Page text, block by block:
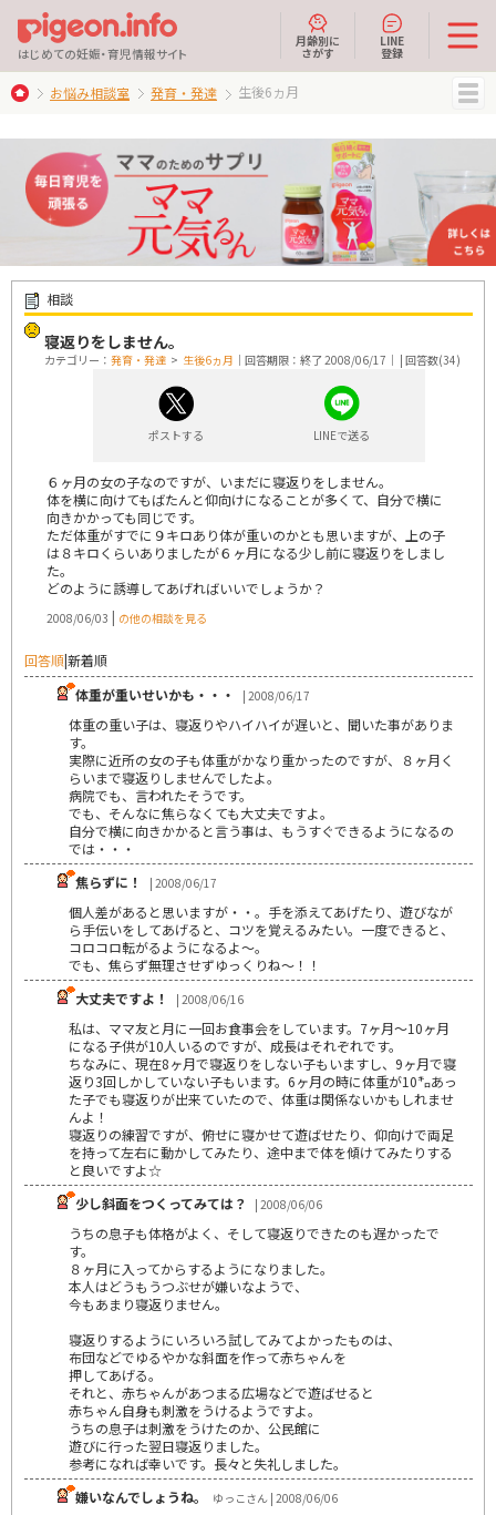
はじめての妊娠・育児情報サイト
月齢別に
さがす
LINE
登録
お悩み相談室 発育・発達 生後6ヵ月
相談
寝返りをしません。
カテゴリー： 発育・発達 > 生後6ヵ月 ｜回答期限：終了 2008/06/17｜ | 回答数(34)
ポストする LINEで送る
６ヶ月の女の子なのですが、いまだに寝返りをしません。
体を横に向けてもばたんと仰向けになることが多くて、自分で横に
向きかかっても同じです。
ただ体重がすでに９キロあり体が重いのかとも思いますが、上の子
は８キロくらいありましたが６ヶ月になる少し前に寝返りをしまし
た。
どのように誘導してあげればいいでしょうか？
2008/06/03 | の他の相談を見る
回答順|新着順
体重が重いせいかも・・・
| 2008/06/17
体重の重い子は、寝返りやハイハイが遅いと、聞いた事がありま
す。
実際に近所の女の子も体重がかなり重かったのですが、８ヶ月く
らいまで寝返りしませんでしたよ。
病院でも、言われたそうです。
でも、そんなに焦らなくても大丈夫ですよ。
自分で横に向きかかると言う事は、もうすぐできるようになるの
では・・・
焦らずに！
| 2008/06/17
個人差があると思いますが・・。手を添えてあげたり、遊びなが
ら手伝いをしてあげると、コツを覚えるみたい。一度できると、
コロコロ転がるようになるよ～。
でも、焦らず無理させずゆっくりね～！！
大丈夫ですよ！
| 2008/06/16
私は、ママ友と月に一回お食事会をしています。7ヶ月～10ヶ月
になる子供が10人いるのですが、成長はそれぞれです。
ちなみに、現在8ヶ月で寝返りをしない子もいますし、9ヶ月で寝
返り3回しかしていない子もいます。6ヶ月の時に体重が10㌔あっ
た子でも寝返りが出来ていたので、体重は関係ないかもしれませ
んよ！
寝返りの練習ですが、俯せに寝かせて遊ばせたり、仰向けで両足
を持って左右に動かしてみたり、途中まで体を傾けてみたりする
と良いですよ☆
少し斜面をつくってみては？
| 2008/06/06
うちの息子も体格がよく、そして寝返りできたのも遅かったで
す。
８ヶ月に入ってからするようになりました。
本人はどうもうつぶせが嫌いなようで、
今もあまり寝返りません。
寝返りするようにいろいろ試してみてよかったものは、
布団などでゆるやかな斜面を作って赤ちゃんを
押してあげる。
それと、赤ちゃんがあつまる広場などで遊ばせると
赤ちゃん自身も刺激をうけるようですよ。
うちの息子は刺激をうけたのか、公民館に
遊びに行った翌日寝返りました。
参考になれば幸いです。長々と失礼しました。
嫌いなんでしょうね。
ゆっこさん | 2008/06/06